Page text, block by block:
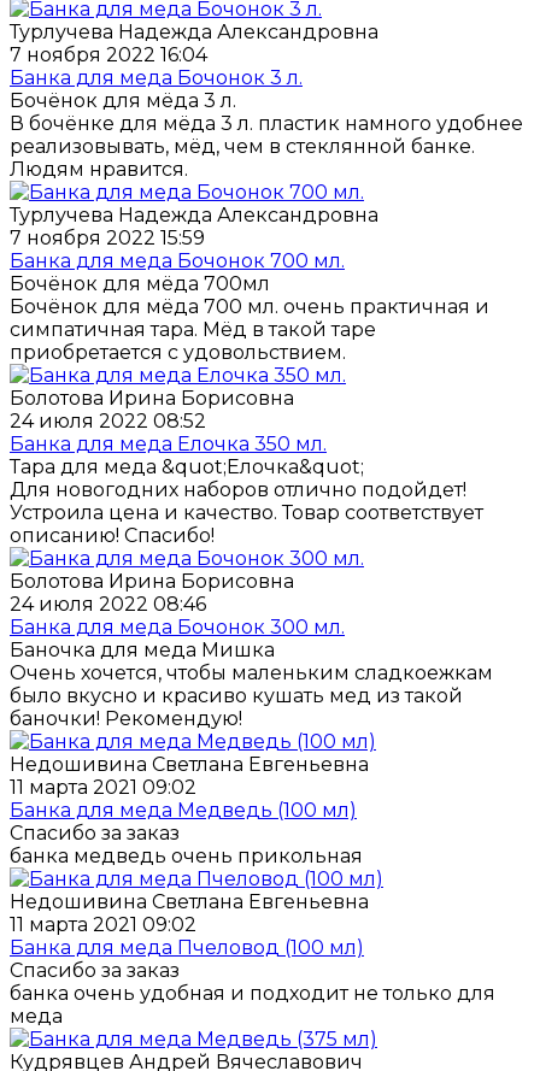
Турлучева Надежда Александровна
7 ноября 2022 16:04
Банка для меда Бочонок 3 л.
Бочёнок для мёда 3 л.
В бочёнке для мёда 3 л. пластик намного удобнее
реализовывать, мёд, чем в стеклянной банке.
Людям нравится.
Турлучева Надежда Александровна
7 ноября 2022 15:59
Банка для меда Бочонок 700 мл.
Бочёнок для мёда 700мл
Бочёнок для мёда 700 мл. очень практичная и
симпатичная тара. Мёд в такой таре
приобретается с удовольствием.
Болотова Ирина Борисовна
24 июля 2022 08:52
Банка для меда Елочка 350 мл.
Тара для меда &quot;Елочка&quot;
Для новогодних наборов отлично подойдет!
Устроила цена и качество. Товар соответствует
описанию! Спасибо!
Болотова Ирина Борисовна
24 июля 2022 08:46
Банка для меда Бочонок 300 мл.
Баночка для меда Мишка
Очень хочется, чтобы маленьким сладкоежкам
было вкусно и красиво кушать мед из такой
баночки! Рекомендую!
Недошивина Светлана Евгеньевна
11 марта 2021 09:02
Банка для меда Медведь (100 мл)
Спасибо за заказ
банка медведь очень прикольная
Недошивина Светлана Евгеньевна
11 марта 2021 09:02
Банка для меда Пчеловод (100 мл)
Спасибо за заказ
банка очень удобная и подходит не только для
меда
Кудрявцев Андрей Вячеславович